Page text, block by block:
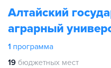
Алтайский
аграрный
1 программа
19 бюджетных мест